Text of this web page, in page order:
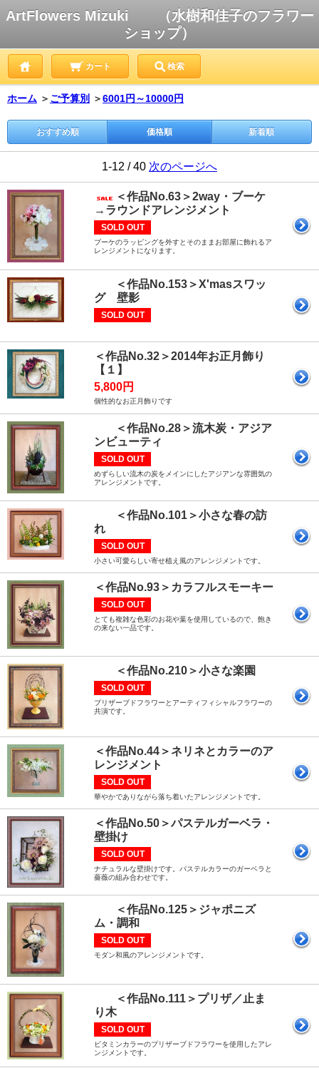
ArtFlowers Mizuki （水樹和佳子のフラワー
ショップ）
カート 検索
ホーム ＞ ご予算別 ＞6001円～10000円
おすすめ順 価格順 新着順
1-12 / 40 次のページへ
＜作品No.63＞2way・ブーケ
→ラウンドアレンジメント
SOLD OUT
ブーケのラッピングを外すとそのままお部屋に飾れるア
レンジメントになります。
＜作品No.153＞X'masスワッ
グ 壁影
SOLD OUT
＜作品No.32＞2014年お正月飾り
【１】
5,800円
個性的なお正月飾りです
＜作品No.28＞流木炭・アジア
ンビューティ
SOLD OUT
めずらしい流木の炭をメインにしたアジアンな雰囲気の
アレンジメントです。
＜作品No.101＞小さな春の訪
れ
SOLD OUT
小さい可愛らしい寄せ植え風のアレンジメントです。
＜作品No.93＞カラフルスモーキー
SOLD OUT
とても複雑な色彩のお花や葉を使用しているので、飽き
の来ない一品です。
＜作品No.210＞小さな楽園
SOLD OUT
プリザーブドフラワーとアーティフィシャルフラワーの
共演です。
＜作品No.44＞ネリネとカラーのア
レンジメント
SOLD OUT
華やかでありながら落ち着いたアレンジメントです。
＜作品No.50＞パステルガーベラ・
壁掛け
SOLD OUT
ナチュラルな壁掛けです。パステルカラーのガーベラと
薔薇の組み合わせです。
＜作品No.125＞ジャポニズ
ム・調和
SOLD OUT
モダン和風のアレンジメントです。
＜作品No.111＞プリザ／止ま
り木
SOLD OUT
ビタミンカラーのプリザーブドフラワーを使用したアレ
ンジメントです。